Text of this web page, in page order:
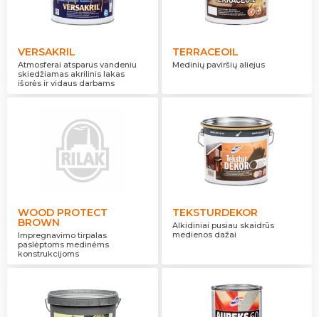
VERSAKRIL
Atmosferai atsparus vandeniu
skiedžiamas akrilinis lakas
išorės ir vidaus darbams
TERRACEOIL
Medinių paviršių aliejus
WOOD PROTECT
BROWN
Impregnavimo tirpalas
paslėptoms medinėms
konstrukcijoms
TEKSTURDEKOR
Alkidiniai pusiau skaidrūs
medienos dažai